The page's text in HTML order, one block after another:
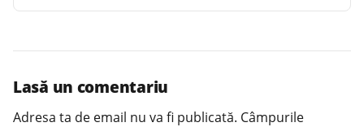
Lasă un comentariu
Adresa ta de email nu va fi publicată. Câmpurile